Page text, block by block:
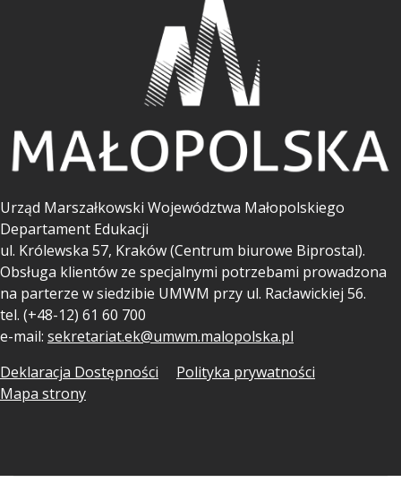
Urząd Marszałkowski Województwa Małopolskiego
Departament Edukacji
ul. Królewska 57, Kraków (Centrum biurowe Biprostal).
Obsługa klientów ze specjalnymi potrzebami prowadzona
na parterze w siedzibie UMWM przy ul. Racławickiej 56.
tel. (+48-12) 61 60 700
e-mail: sekretariat.ek@umwm.malopolska.pl
Deklaracja Dostępności
Polityka prywatności
Mapa strony